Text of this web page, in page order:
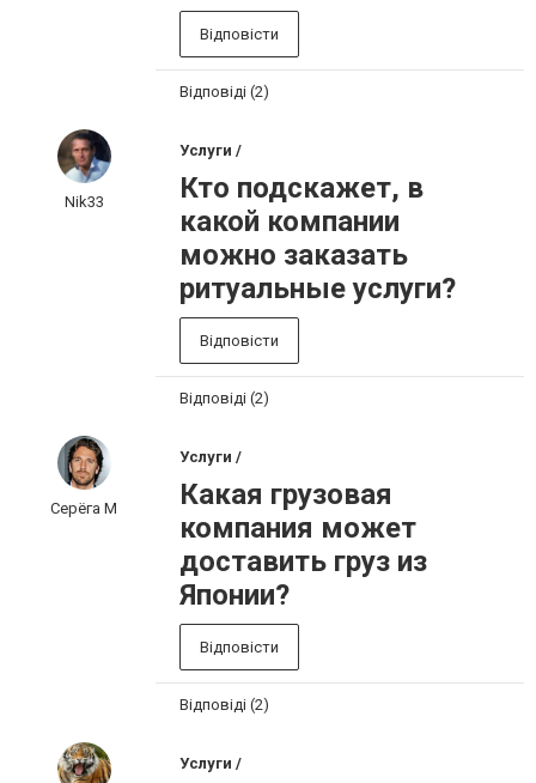
Відповісти
Відповіді (2)
Nik33
Услуги /
Кто подскажет, в
какой компании
можно заказать
ритуальные услуги?
Відповісти
Відповіді (2)
Серёга М
Услуги /
Какая грузовая
компания может
доставить груз из
Японии?
Відповісти
Відповіді (2)
Услуги /